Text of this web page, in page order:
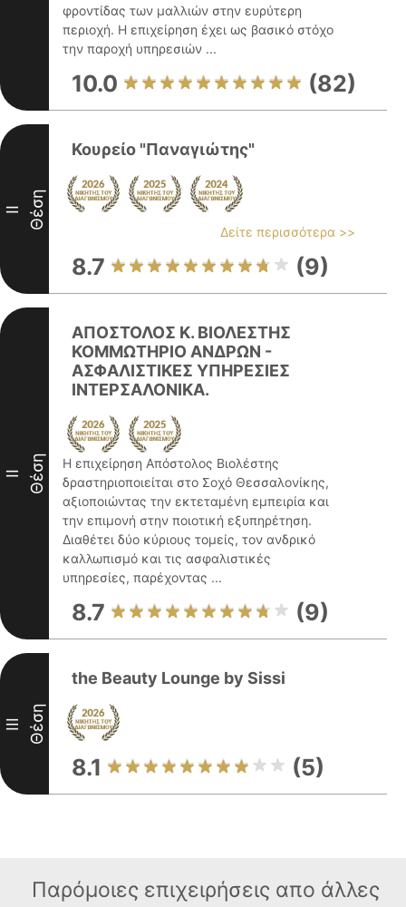
φροντίδας των μαλλιών στην ευρύτερη
περιοχή. Η επιχείρηση έχει ως βασικό στόχο
την παροχή υπηρεσιών ...
10.0 (82)
II Θέση
Κουρείο "Παναγιώτης"
Δείτε περισσότερα >>
8.7 (9)
II Θέση
ΑΠΟΣΤΟΛΟΣ Κ. ΒΙΟΛΕΣΤΗΣ
ΚΟΜΜΩΤΗΡΙΟ ΑΝΔΡΩΝ -
ΑΣΦΑΛΙΣΤΙΚΕΣ ΥΠΗΡΕΣΙΕΣ
ΙΝΤΕΡΣΑΛΟΝΙΚΑ.
Η επιχείρηση Απόστολος Βιολέστης
δραστηριοποιείται στο Σοχό Θεσσαλονίκης,
αξιοποιώντας την εκτεταμένη εμπειρία και
την επιμονή στην ποιοτική εξυπηρέτηση.
Διαθέτει δύο κύριους τομείς, τον ανδρικό
καλλωπισμό και τις ασφαλιστικές
υπηρεσίες, παρέχοντας ...
8.7 (9)
III Θέση
the Beauty Lounge by Sissi
8.1 (5)
Παρόμοιες επιχειρήσεις απο άλλες